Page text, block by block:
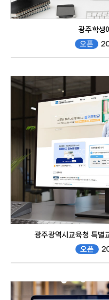
광주학생
오픈
광주광역시교육청 특별
오픈